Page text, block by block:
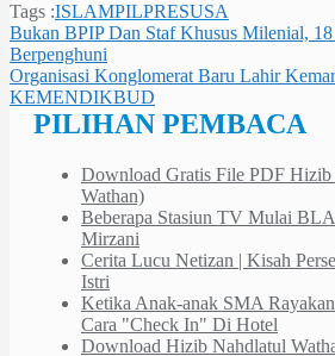
Tags :ISLAMPILPRESUSA
Navigasi
pos
Bukan BPIP Dan Staf Khusus Milenial,
Berpenghuni
Organisasi Konglomerat Baru Lahir
KEMENDIKBUD
PILIHAN PEMBACA
Download Gratis File PDF
Wathan)
Beberapa Stasiun TV Mulai
Mirzani
Cerita Lucu Netizan | Kisah
Istri
Ketika Anak-anak SMA
Cara "Check In" Di Hotel
Download Hizib Nahdlatul